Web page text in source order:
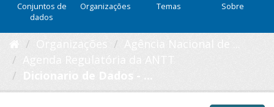
Conjuntos de
dados
Organizações Temas Sobre